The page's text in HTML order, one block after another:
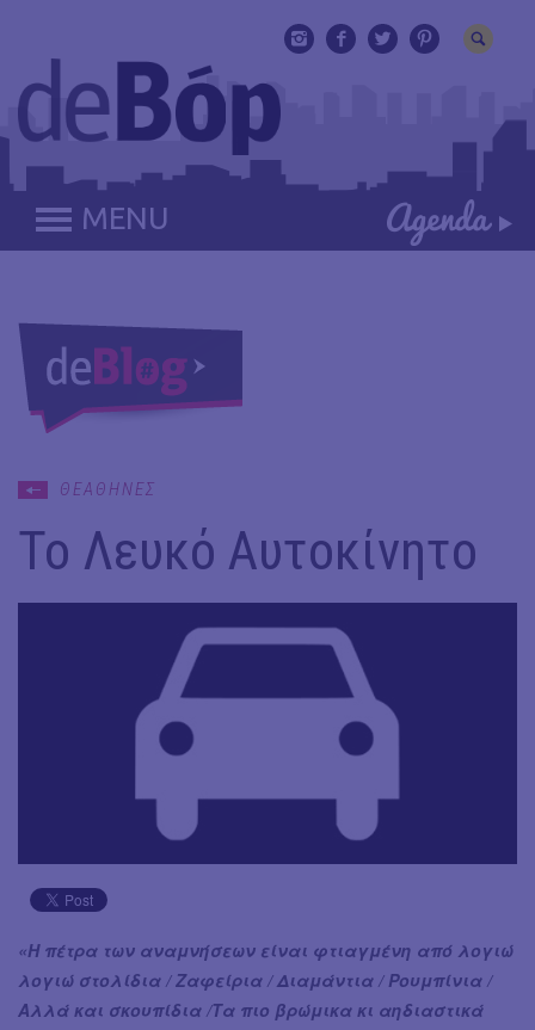
MENU
ΘΕΑΘΗΝΕΣ
Το Λευκό Αυτοκίνητο
«Η πέτρα των αναμνήσεων είναι φτιαγμένη από λογιώ
λογιώ στολίδια / Ζαφείρια / Διαμάντια / Ρουμπίνια /
Αλλά και σκουπίδια /Τα πιο βρώμικα κι αηδιαστικά